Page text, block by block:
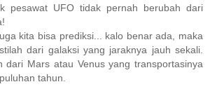
pesawat UFO tidak pernah berubah dari
kita bisa prediksi... kalo benar ada, maka
dari galaksi yang jaraknya jauh sekali.
dari Mars atau Venus yang transportasinya
tahun.